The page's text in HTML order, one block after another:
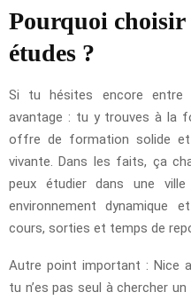
Pourquoi choisir
études ?
Si tu hésites encore entre
avantage : tu y trouves à la
offre de formation solide et
vivante. Dans les faits, ça
peux étudier dans une
environnement dynamique
cours, sorties et temps de
Autre point important : Nice
tu n’es pas seul à chercher